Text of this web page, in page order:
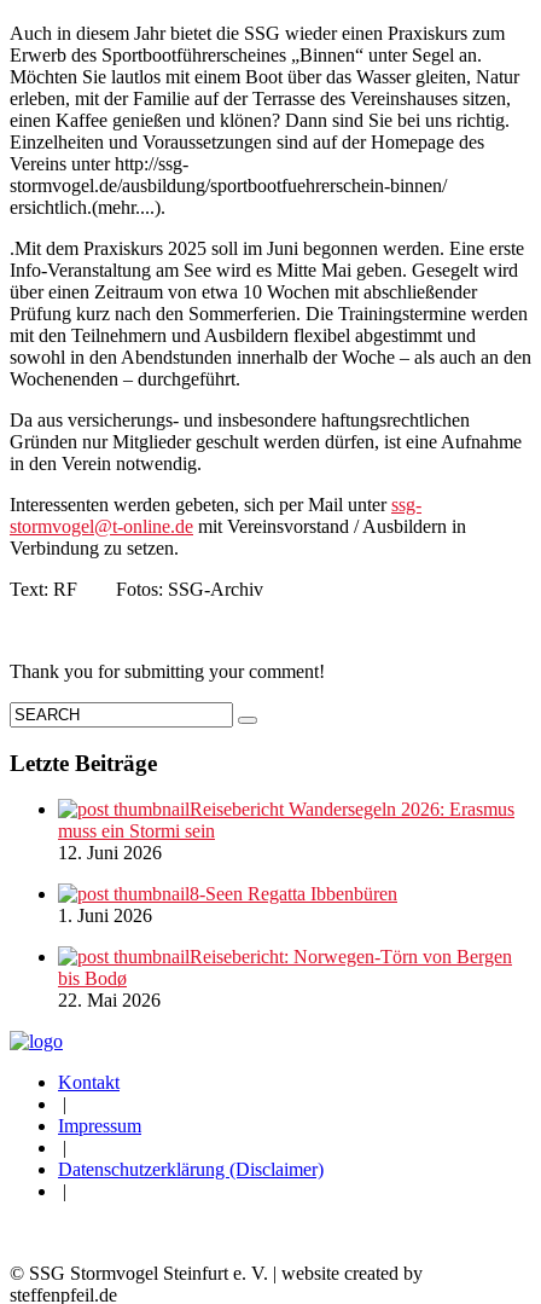
Auch in diesem Jahr bietet die SSG wieder einen Praxiskurs zum
Erwerb des Sportbootführerscheines „Binnen“ unter Segel an.
Möchten Sie lautlos mit einem Boot über das Wasser gleiten, Natur
erleben, mit der Familie auf der Terrasse des Vereinshauses sitzen,
einen Kaffee genießen und klönen? Dann sind Sie bei uns richtig.
Einzelheiten und Voraussetzungen sind auf der Homepage des
Vereins unter http://ssg-
stormvogel.de/ausbildung/sportbootfuehrerschein-binnen/
ersichtlich.(mehr....).
.Mit dem Praxiskurs 2025 soll im Juni begonnen werden. Eine erste
Info-Veranstaltung am See wird es Mitte Mai geben. Gesegelt wird
über einen Zeitraum von etwa 10 Wochen mit abschließender
Prüfung kurz nach den Sommerferien. Die Trainingstermine werden
mit den Teilnehmern und Ausbildern flexibel abgestimmt und
sowohl in den Abendstunden innerhalb der Woche – als auch an den
Wochenenden – durchgeführt.
Da aus versicherungs- und insbesondere haftungsrechtlichen
Gründen nur Mitglieder geschult werden dürfen, ist eine Aufnahme
in den Verein notwendig.
Interessenten werden gebeten, sich per Mail unterssg-
stormvogel@t-online.de mit Vereinsvorstand / Ausbildern in
Verbindung zu setzen.
Text: RF Fotos: SSG-Archiv
Thank you for submitting your comment!
Letzte Beiträge
Reisebericht Wandersegeln 2026: Erasmus
muss ein Stormi sein
12. Juni 2026
8-Seen Regatta Ibbenbüren
1. Juni 2026
Reisebericht: Norwegen-Törn von Bergen
bis Bodø
22. Mai 2026
Kontakt
|
Impressum
|
Datenschutzerklärung (Disclaimer)
|
© SSG Stormvogel Steinfurt e. V. | website created by
steffenpfeil.de